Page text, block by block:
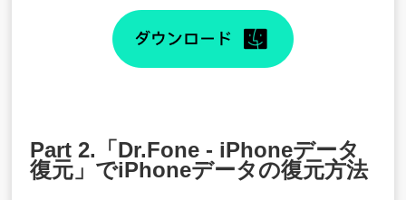
Part 2.「Dr.Fone - iPhoneデータ
復元」でiPhoneデータの復元方法